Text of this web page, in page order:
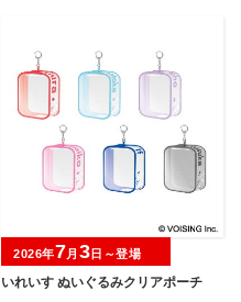
いれいす ぬいぐるみクリアポーチ
2026年7月 3 日～登場